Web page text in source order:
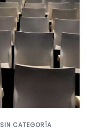
SIN CATEGORÍA